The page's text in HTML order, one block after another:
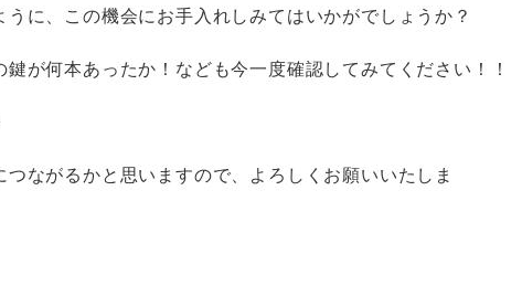
に、この機会にお手入れしみてはいかがでしょうか？
が何本あったか！なども今一度確認してみてください！！
ながるかと思いますので、よろしくお願いいたしま